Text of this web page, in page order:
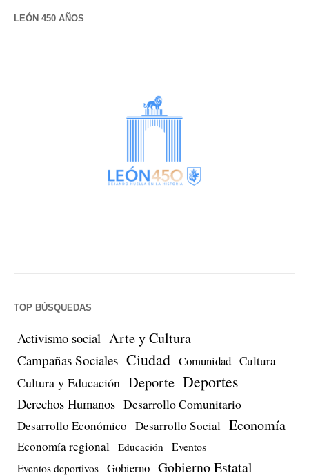
LEÓN 450 AÑOS
TOP BÚSQUEDAS
Activismo social Arte y Cultura
Campañas Sociales Ciudad Comunidad Cultura
Cultura y Educación Deporte Deportes
Derechos Humanos Desarrollo Comunitario
Desarrollo Económico Desarrollo Social Economía
Economía regional Educación Eventos
Eventos deportivos Gobierno Gobierno Estatal